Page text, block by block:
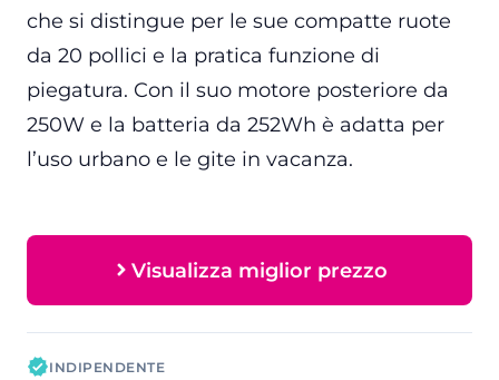
che si distingue per le sue compatte ruote
da 20 pollici e la pratica funzione di
piegatura. Con il suo motore posteriore da
250W e la batteria da 252Wh è adatta per
l’uso urbano e le gite in vacanza.
Visualizza miglior prezzo
INDIPENDENTE